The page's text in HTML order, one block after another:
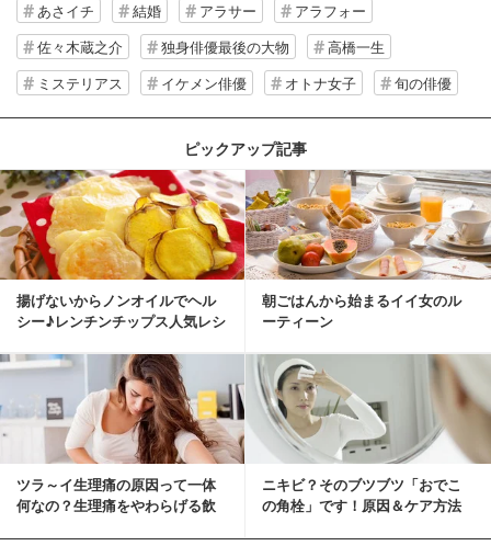
あさイチ 結婚 アラサー
アラフォー
佐々木蔵之介
独身俳優最後の大物
高橋一生
ミステリアス
イケメン俳優 オトナ女子 旬の俳優
ピックアップ記事
揚げないからノンオイルでヘル
シー♪レンチンチップス人気レシ
朝ごはんから始まるイイ女のル
ーティーン
ツラ～イ生理痛の原因って一体
何なの？生理痛をやわらげる飲
ニキビ？そのブツブツ「おでこ
の角栓」です！原因＆ケア方法